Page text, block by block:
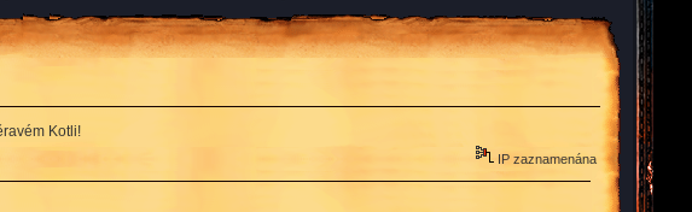
Kotli!
IP zaznamenána